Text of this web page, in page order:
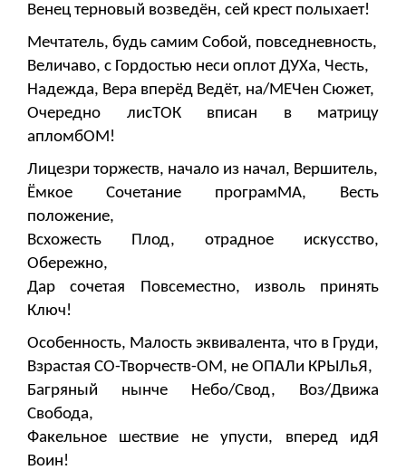
Венец терновый возведён, сей крест полыхает!
Мечтатель, будь самим Собой, повседневность,
Величаво, с Гордостью неси оплот ДУХа, Честь,
Надежда, Вера вперёд Ведёт, на/МЕЧен Сюжет,
Очередно лисТОК вписан в матрицу
апломбОМ!
Лицезри торжеств, начало из начал, Вершитель,
Ёмкое Сочетание програмМА, Весть
положение,
Всхожесть Плод, отрадное искусство,
Обережно,
Дар сочетая Повсеместно, изволь принять
Ключ!
Особенность, Малость эквивалента, что в Груди,
Взрастая СО-Творчеств-ОМ, не ОПАЛи КРЫЛьЯ,
Багряный нынче Небо/Свод, Воз/Движа
Свобода,
Факельное шествие не упусти, вперед идЯ
Воин!